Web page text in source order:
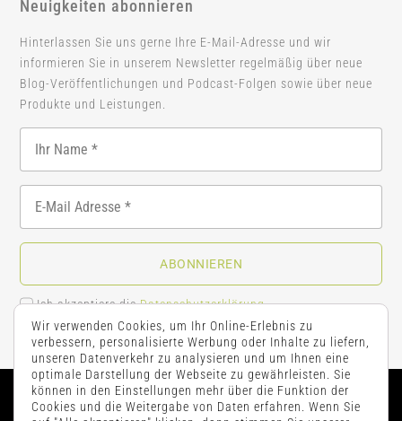
Neuigkeiten abonnieren
Hinterlassen Sie uns gerne Ihre E-Mail-Adresse und wir
informieren Sie in unserem Newsletter regelmäßig über neue
Blog-Veröffentlichungen und Podcast-Folgen sowie über neue
Produkte und Leistungen.
ABONNIEREN
Ich akzeptiere dieDatenschutzerklärung.
Wir verwenden Cookies, um Ihr Online-Erlebnis zu
verbessern, personalisierte Werbung oder Inhalte zu liefern,
unseren Datenverkehr zu analysieren und um Ihnen eine
optimale Darstellung der Webseite zu gewährleisten. Sie
können in den Einstellungen mehr über die Funktion der
Cookies und die Weitergabe von Daten erfahren. Wenn Sie